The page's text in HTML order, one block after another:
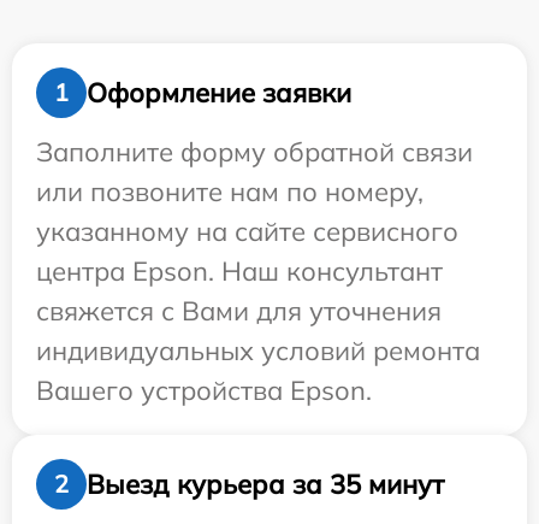
1
Оформление заявки
Заполните форму обратной связи
или позвоните нам по номеру,
указанному на сайте сервисного
центра Epson. Наш консультант
свяжется с Вами для уточнения
индивидуальных условий ремонта
Вашего устройства Epson.
2 Выезд курьера за 35 минут